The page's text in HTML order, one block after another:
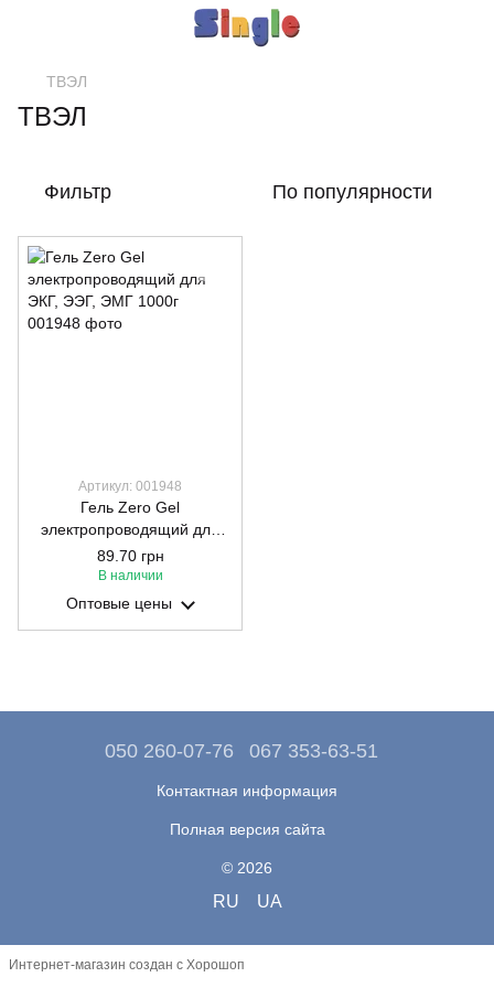
ТВЭЛ
ТВЭЛ
Фильтр По популярности
Артикул: 001948
Гель Zero Gel
электропроводящий для
ЭКГ, ЭЭГ, ЭМГ 1000г
89.70 грн
В наличии
Оптовые цены
050 260-07-76 067 353-63-51
Контактная информация
Полная версия сайта
© 2026
RU UA
Интернет-магазин создан с Хорошоп